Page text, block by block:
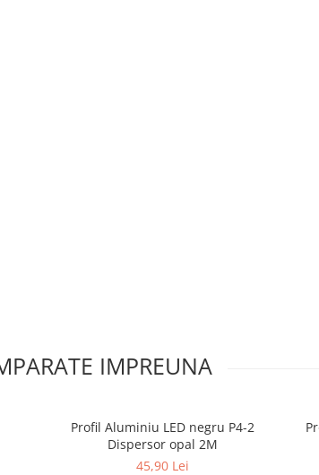
IMPREUNA
Profil Aluminiu LED negru P4-2
Dispersor opal 2M
45,90 Lei